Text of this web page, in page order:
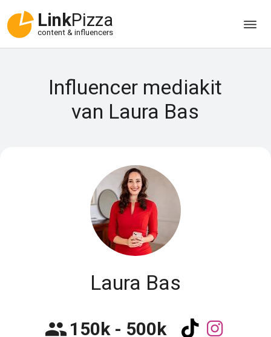
LinkPizza
content & influencers
Influencer mediakit
van Laura Bas
Laura Bas
150k - 500k